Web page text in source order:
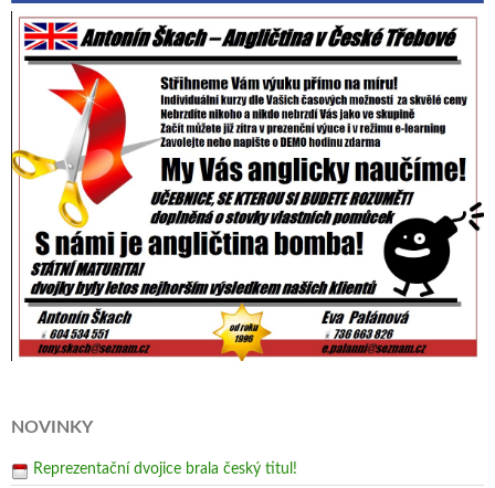
NOVINKY
Reprezentační dvojice brala český titul!